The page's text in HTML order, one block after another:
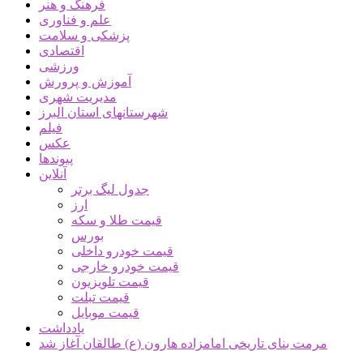
فرهنگ و هنر
علم و فناوری
پزشکی و سلامت
اقتصادی
ورزشی
آموزش و پرورش
مدیریت شهری
شهرستانهای استان البرز
فیلم
عکس
پیوندها
آنلاین
جدول لیگ برتر
ارز
قیمت طلا و سکه
بورس
قیمت خودرو داخلی
قیمت خودرو خارجی
قیمت تلویزیون
قیمت تبلت
قیمت موبایل
یادداشت
مرمت بنای تاریخی امامزاده هارون (ع) طالقان آغاز شد